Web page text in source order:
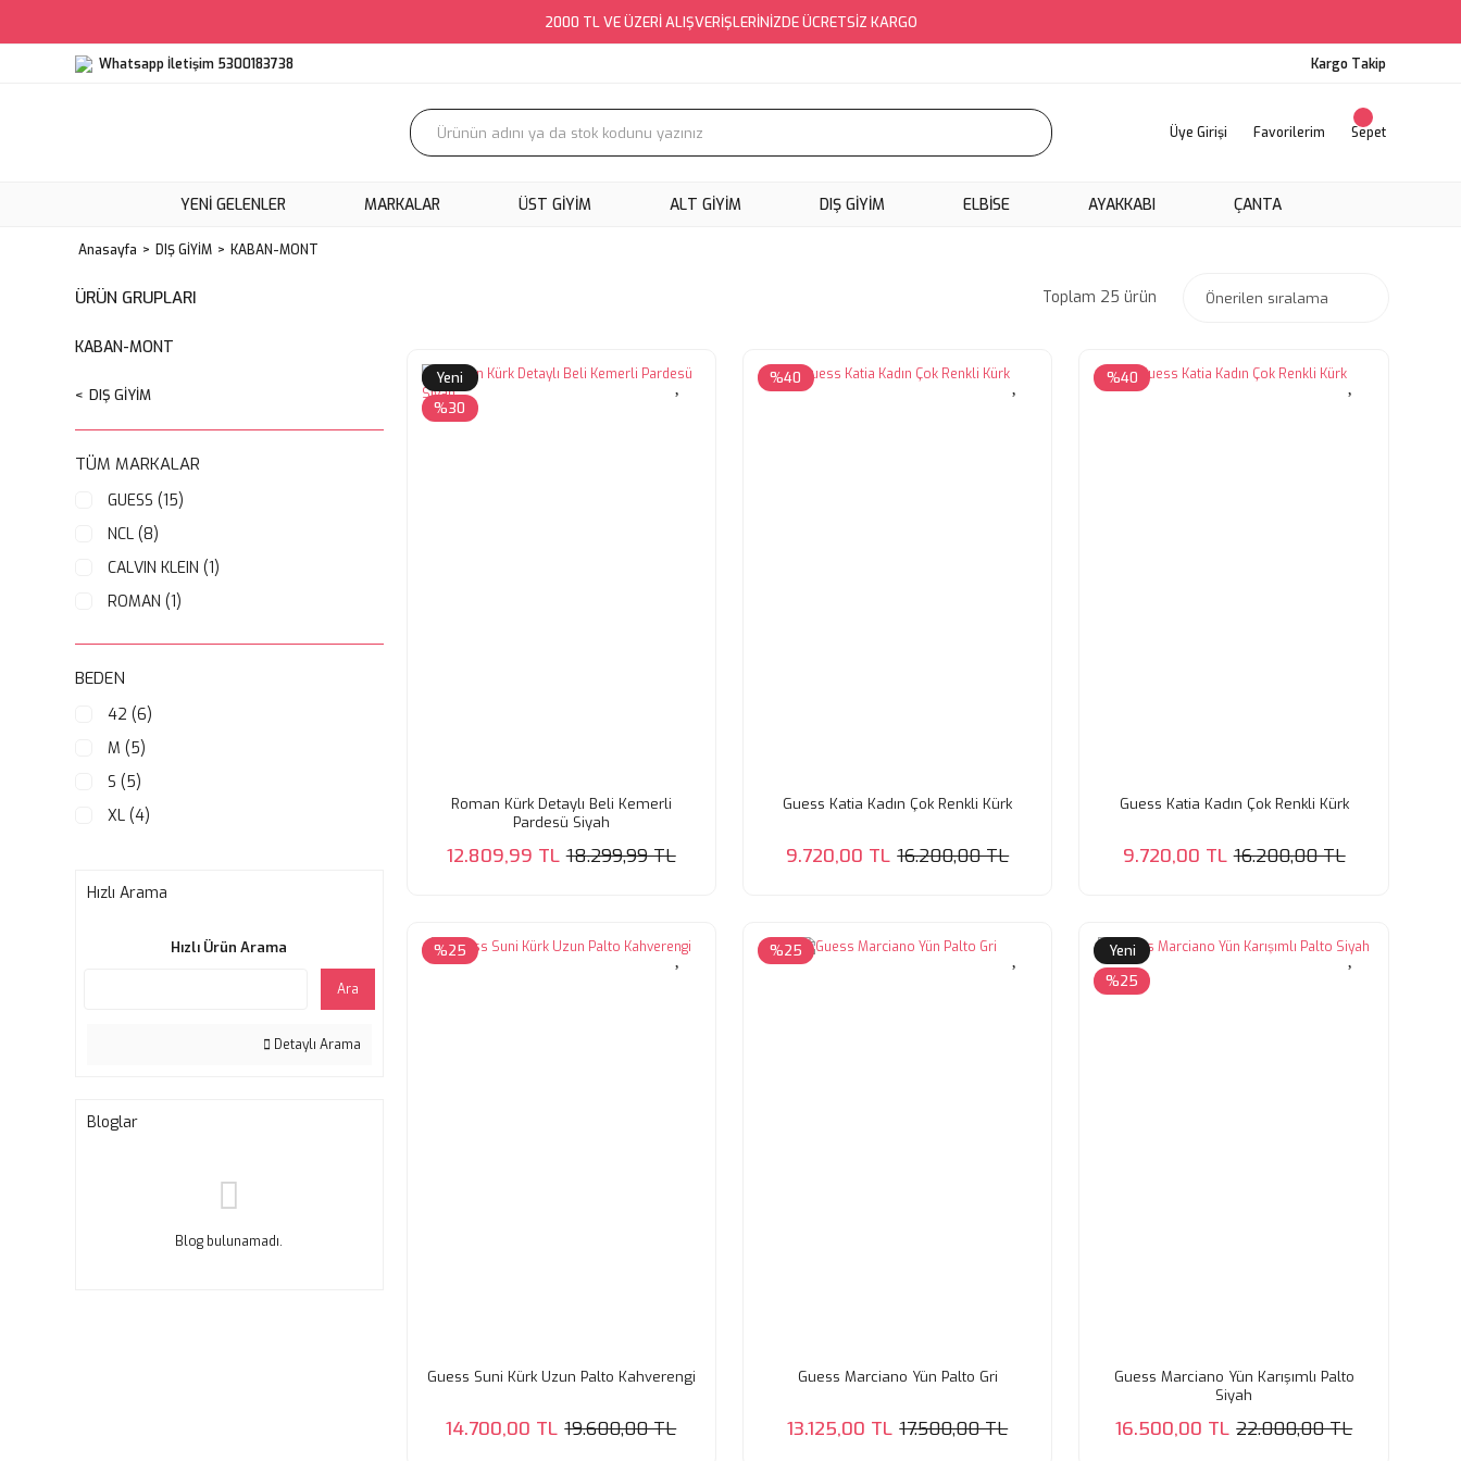
2000 TL VE ÜZERİ ALIŞVERİŞLERİNİZDE ÜCRETSİZ KARGO
Whatsapp İletişim 5300183738 Kargo Takip
Üye Girişi Favorilerim Sepet
YENI GELENLER MARKALAR ÜST GİYİM ALT GİYİM DIŞ GİYİM ELBİSE AYAKKABI ÇANTA
Anasayfa DIŞ GİYİM KABAN-MONT
ÜRÜN GRUPLARI
KABAN-MONT
DIŞ GİYİM
TÜM MARKALAR
GUESS (15)
NCL (8)
CALVIN KLEIN (1)
ROMAN (1)
BEDEN
42 (6)
M (5)
S (5)
XL (4)
38 (3)
Hızlı Arama
Hızlı Ürün Arama
Ara
Detaylı Arama
Bloglar
Blog bulunamadı.
Toplam 25 ürün
Yeni
%30
Roman Kürk Detaylı Beli Kemerli
Pardesü Siyah
12.809,99 TL 18.299,99 TL
%40
Guess Katia Kadın Çok Renkli Kürk
9.720,00 TL 16.200,00 TL
%40
Guess Katia Kadın Çok Renkli Kürk
9.720,00 TL 16.200,00 TL
%25
Guess Suni Kürk Uzun Palto Kahverengi
14.700,00 TL 19.600,00 TL
%25
Guess Marciano Yün Palto Gri
13.125,00 TL 17.500,00 TL
Yeni
%25
Guess Marciano Yün Karışımlı Palto
Siyah
16.500,00 TL 22.000,00 TL